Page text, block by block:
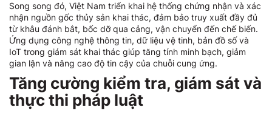
Song song đó, Việt Nam triển khai hệ thống chứng nhận và xác
nhận nguồn gốc thủy sản khai thác, đảm bảo truy xuất đầy đủ
từ khâu đánh bắt, bốc dỡ qua cảng, vận chuyển đến chế biến.
Ứng dụng công nghệ thông tin, dữ liệu vệ tinh, bản đồ số và
IoT trong giám sát khai thác giúp tăng tính minh bạch, giảm
gian lận và nâng cao độ tin cậy của chuỗi cung ứng.
Tăng cường kiểm tra, giám sát và
thực thi pháp luật